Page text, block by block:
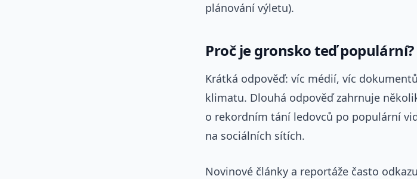
plánování výletu).
Proč je gronsko teď populární?
Krátká odpověď: víc médií, víc
klimatu. Dlouhá odpověď zahrnuje
o rekordním tání ledovců po populární
na sociálních sítích.
Novinové články a reportáže často